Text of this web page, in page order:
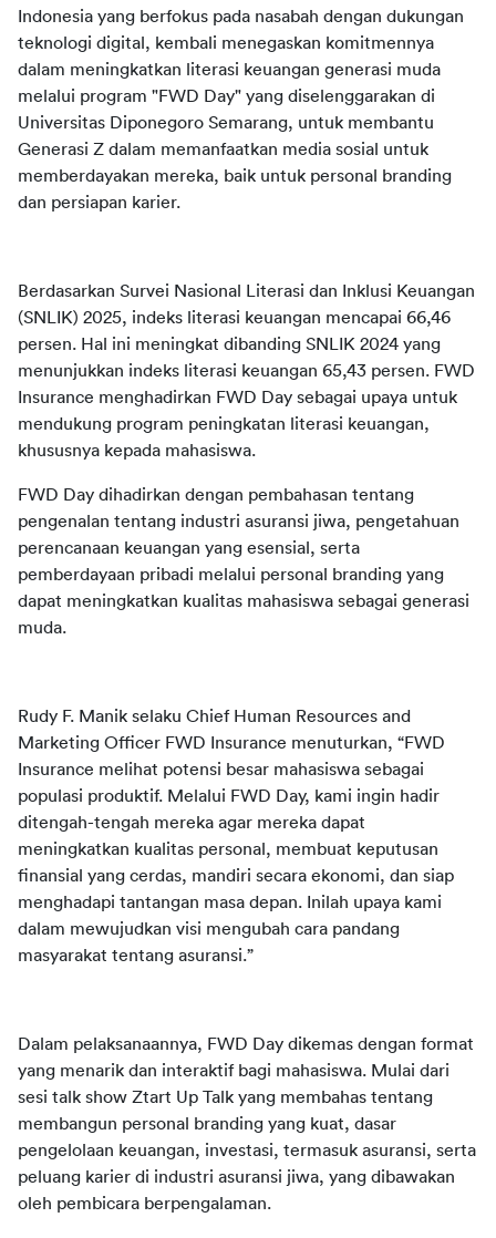
Indonesia yang berfokus pada nasabah dengan dukungan
teknologi digital, kembali menegaskan komitmennya
dalam meningkatkan literasi keuangan generasi muda
melalui program "FWD Day" yang diselenggarakan di
Universitas Diponegoro Semarang, untuk membantu
Generasi Z dalam memanfaatkan media sosial untuk
memberdayakan mereka, baik untuk personal branding
dan persiapan karier.
Berdasarkan Survei Nasional Literasi dan Inklusi Keuangan
(SNLIK) 2025, indeks literasi keuangan mencapai 66,46
persen. Hal ini meningkat dibanding SNLIK 2024 yang
menunjukkan indeks literasi keuangan 65,43 persen. FWD
Insurance menghadirkan FWD Day sebagai upaya untuk
mendukung program peningkatan literasi keuangan,
FWD Day dihadirkan dengan pembahasan tentang
pengenalan tentang industri asuransi jiwa, pengetahuan
perencanaan keuangan yang esensial, serta
pemberdayaan pribadi melalui personal branding yang
dapat meningkatkan kualitas mahasiswa sebagai generasi
muda.
Rudy F. Manik selaku Chief Human Resources and
Marketing Officer FWD Insurance menuturkan, “FWD
Insurance melihat potensi besar mahasiswa sebagai
populasi produktif. Melalui FWD Day, kami ingin hadir
ditengah-tengah mereka agar mereka dapat
meningkatkan kualitas personal, membuat keputusan
finansial yang cerdas, mandiri secara ekonomi, dan siap
menghadapi tantangan masa depan. Inilah upaya kami
dalam mewujudkan visi mengubah cara pandang
masyarakat tentang asuransi.”
Dalam pelaksanaannya, FWD Day dikemas dengan format
yang menarik dan interaktif bagi mahasiswa. Mulai dari
sesi talk show Ztart Up Talk yang membahas tentang
membangun personal branding yang kuat, dasar
pengelolaan keuangan, investasi, termasuk asuransi, serta
peluang karier di industri asuransi jiwa, yang dibawakan